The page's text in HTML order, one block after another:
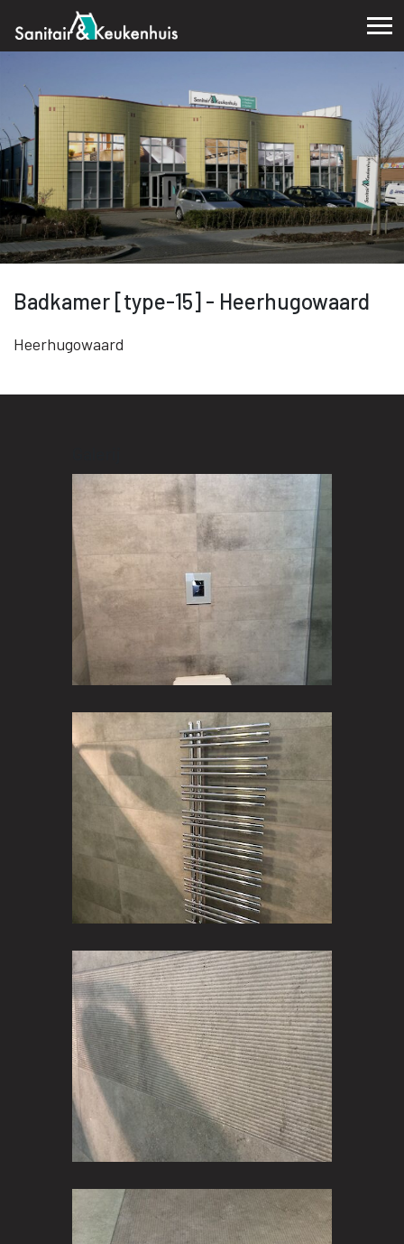
Badkamer [type-15] - Heerhugowaard
Heerhugowaard